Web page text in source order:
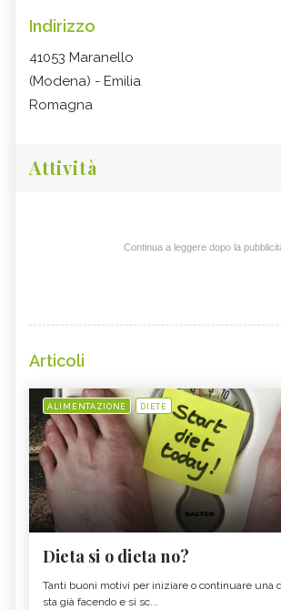
Indirizzo
41053 Maranello
(Modena) - Emilia
Romagna
Attività
Continua a leggere dopo la
Articoli
ALIMENTAZIONE DIETE
Dieta si o dieta no?
Tanti buoni motivi per iniziare o continuare una
sta già facendo e si sc...